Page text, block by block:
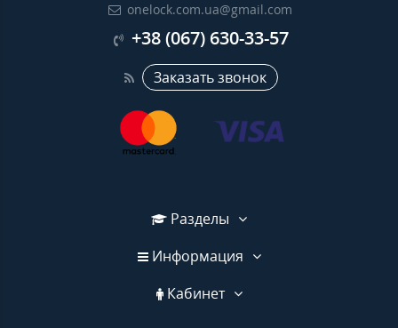
onelock.com.ua@gmail.com
+38 (067) 630-33-57
Заказать звонок
Разделы
Информация
Кабинет